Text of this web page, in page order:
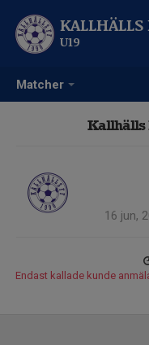
Matcher
KALLHÄLLS
U19
Kallhälls
16 jun,
Endast kallade kunde